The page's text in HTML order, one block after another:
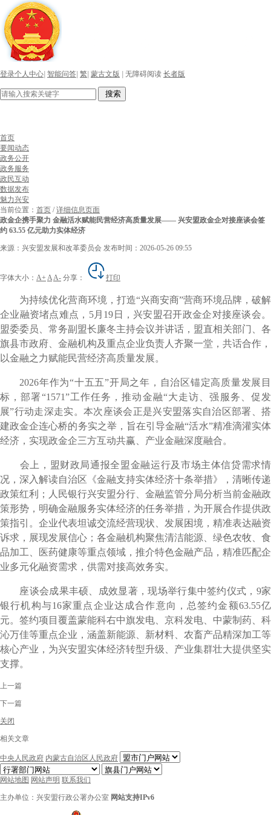
登录个人中心 智能问答 繁 蒙古文版 无障碍阅读 长者版
搜索
首页
要闻动态
政务公开
政务服务
政民互动
数据发布
魅力兴安
当前位置： 首页 /详细信息页面
政金企携手聚力 金融活水赋能民营经济高质量发展—— 兴安盟政金企对接座谈会签
约 63.55 亿元助力实体经济
来源：兴安盟发展和改革委员会 发布时间：2026-05-26 09:55
字体大小： A+ AA- 分享： 打印
为持续优化营商环境，打造“兴商安商”营商环境品牌，破解
企业融资堵点难点，5月19日，兴安盟召开政金企对接座谈会。
盟委委员、常务副盟长廉冬主持会议并讲话，盟直相关部门、各
旗县市政府、金融机构及重点企业负责人齐聚一堂，共话合作，
以金融之力赋能民营经济高质量发展。
2026年作为“十五五”开局之年，自治区锚定高质量发展目
标，部署“1571”工作任务，推动金融“大走访、强服务、促发
展”行动走深走实。本次座谈会正是兴安盟落实自治区部署、搭
建政金企连心桥的务实之举，旨在引导金融“活水”精准滴灌实体
经济，实现政金企三方互动共赢、产业金融深度融合。
会上，盟财政局通报全盟金融运行及市场主体信贷需求情
况，深入解读自治区《金融支持实体经济十条举措》，清晰传递
政策红利；人民银行兴安盟分行、金融监管分局分析当前金融政
策形势，明确金融服务实体经济的任务举措，为开展合作提供政
策指引。企业代表坦诚交流经营现状、发展困境，精准表达融资
诉求，展现发展信心；各金融机构聚焦清洁能源、绿色农牧、食
品加工、医药健康等重点领域，推介特色金融产品，精准匹配企
业多元化融资需求，供需对接高效务实。
座谈会成果丰硕、成效显著，现场举行集中签约仪式，9家
银行机构与16家重点企业达成合作意向，总签约金额63.55亿
元。签约项目覆盖蒙能科右中旗发电、京科发电、中蒙制药、科
沁万佳等重点企业，涵盖新能源、新材料、农畜产品精深加工等
核心产业，为兴安盟实体经济转型升级、产业集群壮大提供坚实
支撑。
上一篇
下一篇
关闭
相关文章
中央人民政府 内蒙古自治区人民政府
网站地图 网站声明 联系我们
主办单位：兴安盟行政公署办公室 网站支持IPv6